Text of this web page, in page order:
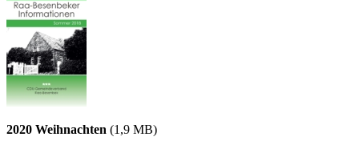
2020 Weihnachten (1,9 MB)